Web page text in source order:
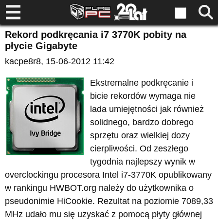
Rekord podkręcania i7 3770K pobity na
płycie Gigabyte
kacpe8r8, 15-06-2012 11:42
Ekstremalne podkręcanie i
bicie rekordów wymaga nie
lada umiejętności jak również
solidnego, bardzo dobrego
sprzętu oraz wielkiej dozy
cierpliwości. Od zeszłego
tygodnia najlepszy wynik w
overclockingu procesora Intel i7-3770K opublikowany
w rankingu HWBOT.org należy do użytkownika o
pseudonimie HiCookie. Rezultat na poziomie 7089,33
MHz udało mu się uzyskać z pomocą płyty głównej